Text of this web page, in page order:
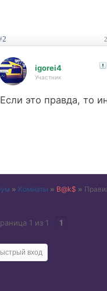
2
igorei4
Участник
Если это правда, то
» Комнаты » B@k$ »
1 из 1 1